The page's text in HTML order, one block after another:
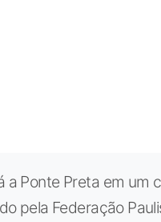
a Ponte Preta em
pela Federação